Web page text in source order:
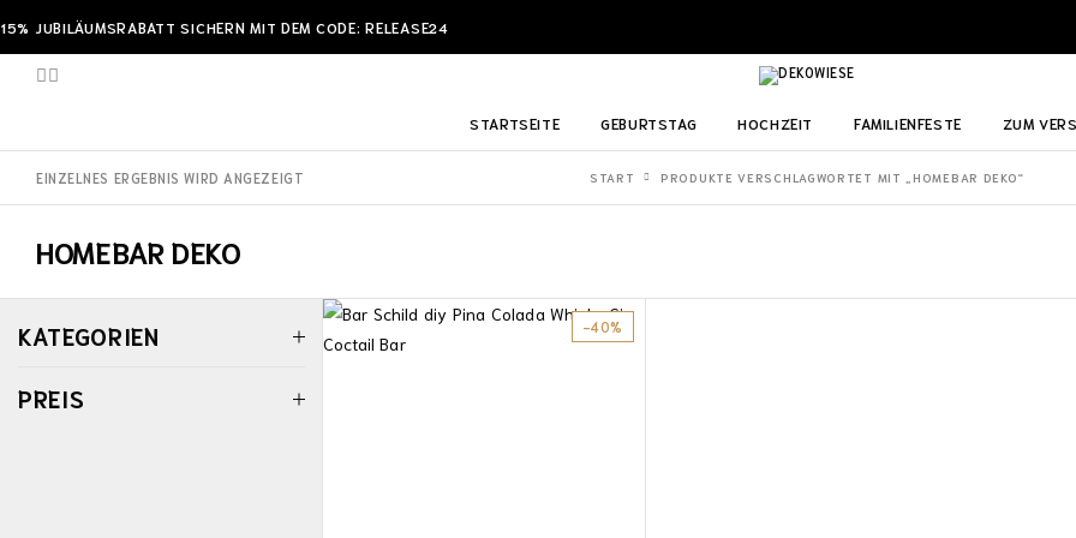
15% JUBILÄUMSRABATT SICHERN MIT DEM CODE: RELEASE24
STARTSEITE GEBURTSTAG HOCHZEIT FAMILIENFESTE ZUM
EINZELNES ERGEBNIS WIRD ANGEZEIGT START PRODUKTE VERSCHLAGWORTET MIT „HOMEBAR DEKO“
HOMEBAR DEKO
KATEGORIEN
PREIS
-40%